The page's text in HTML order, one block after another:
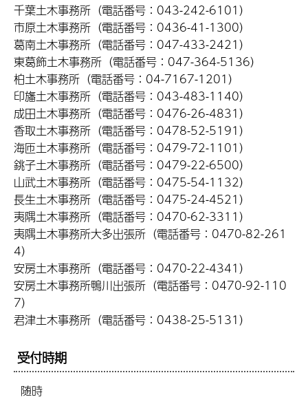
千葉土木事務所（電話番号：043-242-6101）
市原土木事務所（電話番号：0436-41-1300）
葛南土木事務所（電話番号：047-433-2421）
東葛飾土木事務所（電話番号：047-364-5136）
柏土木事務所（電話番号：04-7167-1201）
印旛土木事務所（電話番号：043-483-1140）
成田土木事務所（電話番号：0476-26-4831）
香取土木事務所（電話番号：0478-52-5191）
海匝土木事務所（電話番号：0479-72-1101）
銚子土木事務所（電話番号：0479-22-6500）
山武土木事務所（電話番号：0475-54-1132）
長生土木事務所（電話番号：0475-24-4521）
夷隅土木事務所（電話番号：0470-62-3311）
夷隅土木事務所大多出張所（電話番号：0470-82-261
4）
安房土木事務所（電話番号：0470-22-4341）
安房土木事務所鴨川出張所（電話番号：0470-92-110
7）
君津土木事務所（電話番号：0438-25-5131）
受付時期
随時